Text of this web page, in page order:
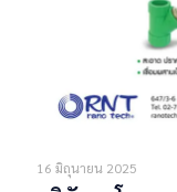
16 มิถุนายน 2025